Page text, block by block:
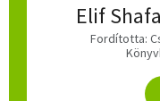
Elif
Fordította: